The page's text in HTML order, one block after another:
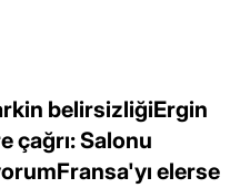
belirsizliğiErgin
çağrı: Salonu
elerse